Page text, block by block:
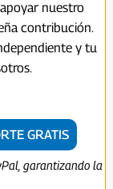
nuestro
contribución.
y tu
GRATIS
garantizando la